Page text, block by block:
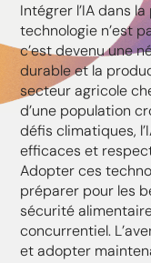
Intégrer l’IA dans
technologie n’est
c’est devenu une
durable et la
secteur agricole
d’une population
défis climatiques,
efficaces et
Adopter ces
préparer pour les
sécurité
concurrentiel.
et adopter